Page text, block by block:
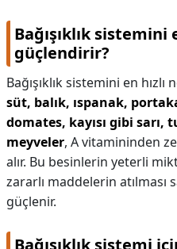
Bağışıklık sistemini
güçlendirir?
Bağışıklık sistemini en
süt, balık, ıspanak,
domates, kayısı gibi sarı,
meyveler, A vitamininden
alır. Bu besinlerin yeterli
zararlı maddelerin atılması
güçlenir.
Bağışıklık sistemi